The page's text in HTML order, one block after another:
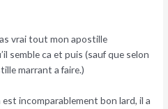
vrai tout mon apostille
semble ca et puis (sauf que selon
marrant a faire.)
incomparablement bon lard, il a